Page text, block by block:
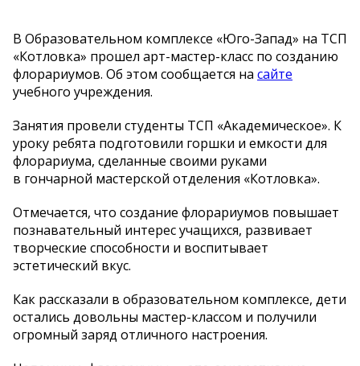
В Образовательном комплексе «Юго-Запад» на ТСП
«Котловка» прошел арт-мастер-класс по созданию
флорариумов. Об этом сообщается на сайте
учебного учреждения.
Занятия провели студенты ТСП «Академическое». К
уроку ребята подготовили горшки и емкости для
флорариума, сделанные своими руками
в гончарной мастерской отделения «Котловка».
Отмечается, что создание флорариумов повышает
познавательный интерес учащихся, развивает
творческие способности и воспитывает
эстетический вкус.
Как рассказали в образовательном комплексе, дети
остались довольны мастер-классом и получили
огромный заряд отличного настроения.